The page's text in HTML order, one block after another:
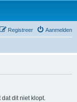
Aanmelden
Registreer
dit niet klopt.